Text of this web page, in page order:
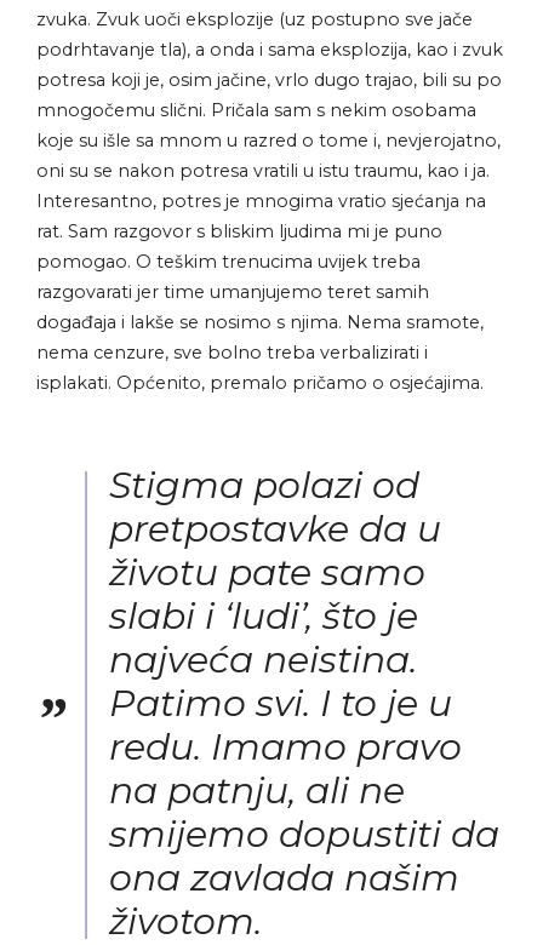
zvuka. Zvuk uoči eksplozije (uz postupno sve jače
podrhtavanje tla), a onda i sama eksplozija, kao i zvuk
potresa koji je, osim jačine, vrlo dugo trajao, bili su po
mnogočemu slični. Pričala sam s nekim osobama
koje su išle sa mnom u razred o tome i, nevjerojatno,
oni su se nakon potresa vratili u istu traumu, kao i ja.
Interesantno, potres je mnogima vratio sjećanja na
rat. Sam razgovor s bliskim ljudima mi je puno
pomogao. O teškim trenucima uvijek treba
razgovarati jer time umanjujemo teret samih
događaja i lakše se nosimo s njima. Nema sramote,
nema cenzure, sve bolno treba verbalizirati i
isplakati. Općenito, premalo pričamo o osjećajima.
Stigma polazi od
pretpostavke da u
životu pate samo
slabi i ‘ludi’, što je
najveća neistina.
Patimo svi. I to je u
redu. Imamo pravo
na patnju, ali ne
smijemo dopustiti da
ona zavlada našim
životom.